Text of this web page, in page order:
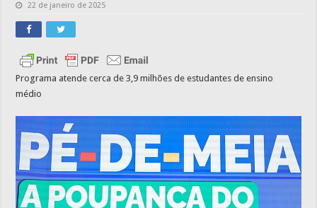
22 de janeiro de 2025
Programa atende cerca de 3,9 milhões de estudantes de ensino
médio